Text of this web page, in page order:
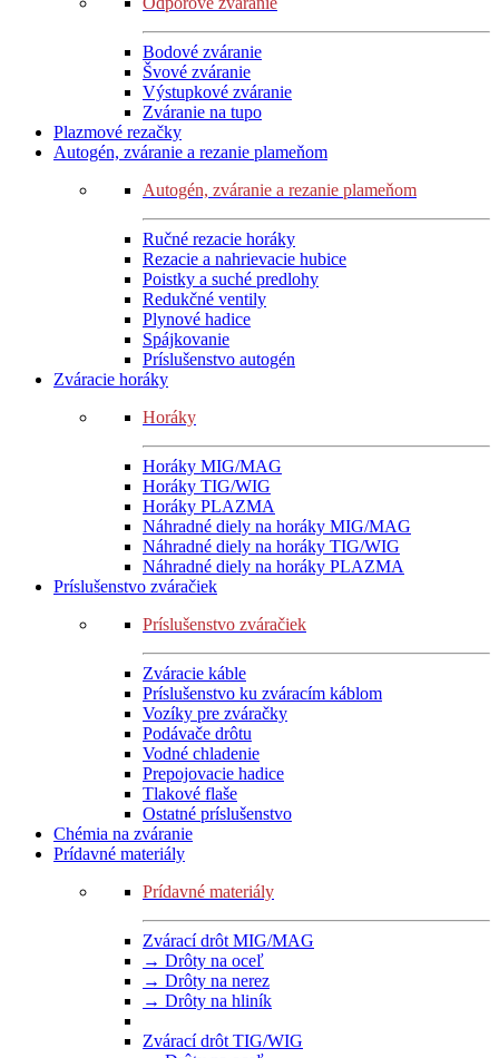
Bodové zváranie
Švové zváranie
Výstupkové zváranie
Zváranie na tupo
Plazmové rezačky
Autogén, zváranie a rezanie plameňom
Autogén, zváranie a rezanie plameňom
Ručné rezacie horáky
Rezacie a nahrievacie hubice
Poistky a suché predlohy
Redukčné ventily
Plynové hadice
Spájkovanie
Príslušenstvo autogén
Zváracie horáky
Horáky
Horáky MIG/MAG
Horáky TIG/WIG
Horáky PLAZMA
Náhradné diely na horáky MIG/MAG
Náhradné diely na horáky TIG/WIG
Náhradné diely na horáky PLAZMA
Príslušenstvo zváračiek
Príslušenstvo zváračiek
Zváracie káble
Príslušenstvo ku zváracím káblom
Vozíky pre zváračky
Podávače drôtu
Vodné chladenie
Prepojovacie hadice
Tlakové flaše
Ostatné príslušenstvo
Chémia na zváranie
Prídavné materiály
Prídavné materiály
Zvárací drôt MIG/MAG
→ Drôty na oceľ
→ Drôty na nerez
→ Drôty na hliník
Zvárací drôt TIG/WIG